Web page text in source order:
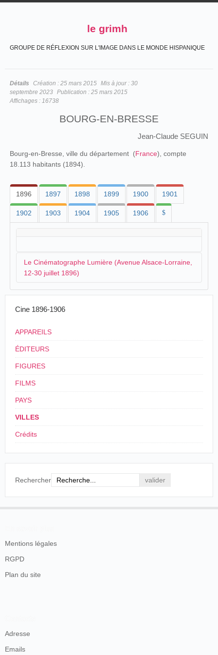
le grimh
GROUPE DE RÉFLEXION SUR L'IMAGE DANS LE MONDE HISPANIQUE
Détails Création : 25 mars 2015 Mis à jour : 30
septembre 2023 Publication : 25 mars 2015
Affichages : 16738
BOURG-EN-BRESSE
Jean-Claude SEGUIN
Bourg-en-Bresse, ville du département (France), compte
18.113 habitants (1894).
1896 1897 1898 1899 1900 1901
1902 1903 1904 1905 1906 $
Le Cinématographe Lumière (Avenue Alsace-Lorraine,
12-30 juillet 1896)
avenue Alsace-Lorraine:
derniers ont peut-être eu l'idée d'aller voir le
spectacle tout à fait nouveau inventé par
l'habile photographe Lumière. Ce sont des vues
sujet représenté semble doué de toutes les
"Manœuvre d'artillerie", on voit successivement
passer la troupe à cheval, s'arrêter les
les voitures roulent, etc. Nous apprenons que
MM. Lumière vont permettre aux habitants de
visiter tous les jours de 7 à 10 h du soir ; les
Le Journal de l'Ain, Bourg-en-Bresse, 11 juillet
Cine 1896-1906
APPAREILS
ÉDITEURS
FIGURES
FILMS
PAYS
VILLES
Crédits
Rechercher
Mentions légales
RGPD
Plan du site
Adresse
Emails